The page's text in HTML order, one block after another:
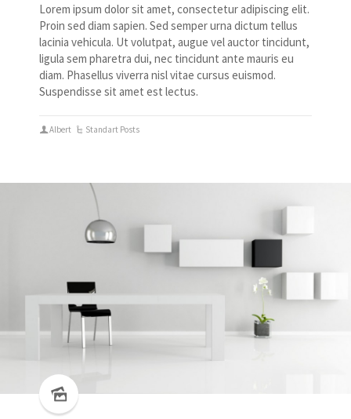
Lorem ipsum dolor sit amet, consectetur adipiscing elit.
Proin sed diam sapien. Sed semper urna dictum tellus
lacinia vehicula. Ut volutpat, augue vel auctor tincidunt,
ligula sem pharetra dui, nec tincidunt ante mauris eu
diam. Phasellus viverra nisl vitae cursus euismod.
Suspendisse sit amet est lectus.
Albert Standart Posts